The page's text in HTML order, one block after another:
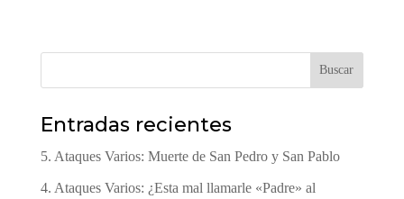
Buscar
Entradas recientes
5. Ataques Varios: Muerte de San Pedro y San Pablo
4. Ataques Varios: ¿Esta mal llamarle «Padre» al